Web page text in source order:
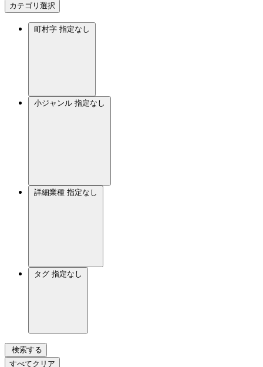
カテゴリ選択
町村字 指定なし
小ジャンル 指定なし
詳細業種 指定なし
タグ 指定なし
検索する
すべてクリア